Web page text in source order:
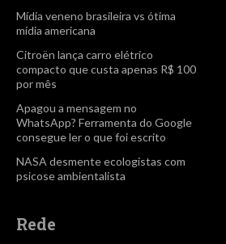
Mídia veneno brasileira vs ótima
mídia americana
Citroën lança carro elétrico
compacto que custa apenas R$ 100
por mês
Apagou a mensagem no
WhatsApp? Ferramenta do Google
consegue ler o que foi escrito
NASA desmente ecologistas com
psicose ambientalista
Rede